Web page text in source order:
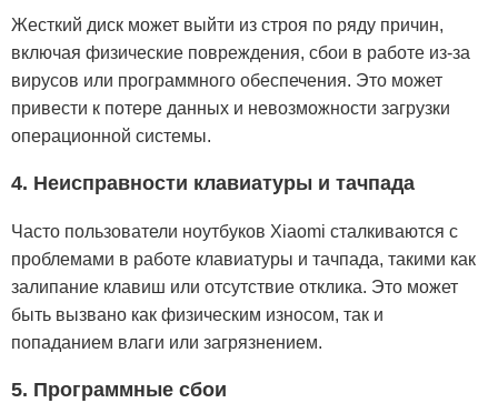
Жесткий диск может выйти из строя по ряду причин,
включая физические повреждения, сбои в работе из-за
вирусов или программного обеспечения. Это может
привести к потере данных и невозможности загрузки
операционной системы.
4. Неисправности клавиатуры и тачпада
Часто пользователи ноутбуков Xiaomi сталкиваются с
проблемами в работе клавиатуры и тачпада, такими как
залипание клавиш или отсутствие отклика. Это может
быть вызвано как физическим износом, так и
попаданием влаги или загрязнением.
5. Программные сбои